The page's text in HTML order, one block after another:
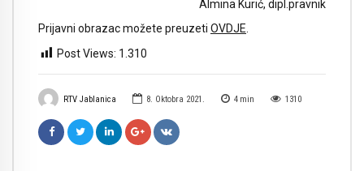
RTV Jablanica 8. Oktobra 2021. 4 min 1310
Almina Kurić, dipl.pravnik
Prijavni obrazac možete preuzeti OVDJE.
Post Views: 1.310